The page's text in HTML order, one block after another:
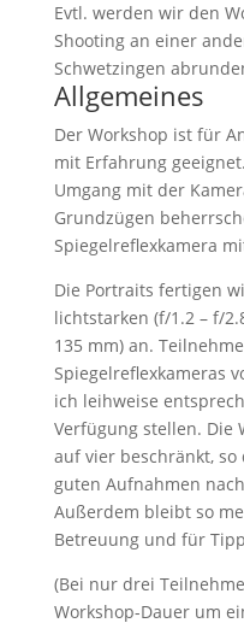
Evtl. werden wir den
Shooting an einer
Schwetzingen
Allgemeines
Der Workshop ist für
mit Erfahrung
Umgang mit der
Grundzügen
Spiegelreflexkamera
Die Portraits fertigen
lichtstarken (f/1.2 – f/
135 mm) an.
Spiegelreflexkameras
ich leihweise
Verfügung stellen. Die
auf vier beschränkt,
guten Aufnahmen
Außerdem bleibt so
Betreuung und für
(Bei nur drei
Workshop-Dauer um